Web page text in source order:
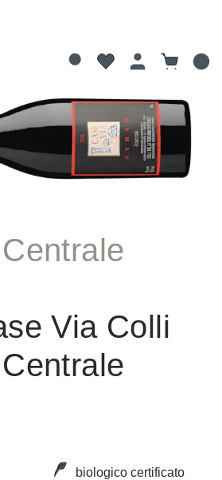
Via Colli
biologico certificato